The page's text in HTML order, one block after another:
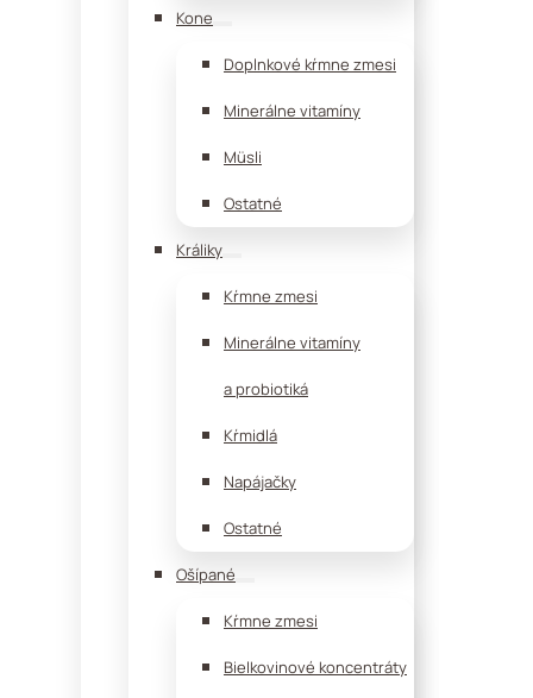
Kone
Doplnkové kŕmne zmesi
Minerálne vitamíny
Müsli
Ostatné
Králiky
Kŕmne zmesi
Minerálne vitamíny
a probiotiká
Kŕmidlá
Napájačky
Ostatné
Ošípané
Kŕmne zmesi
Bielkovinové koncentráty